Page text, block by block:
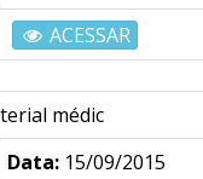
ACESSAR
médic
Data:15/09/2015